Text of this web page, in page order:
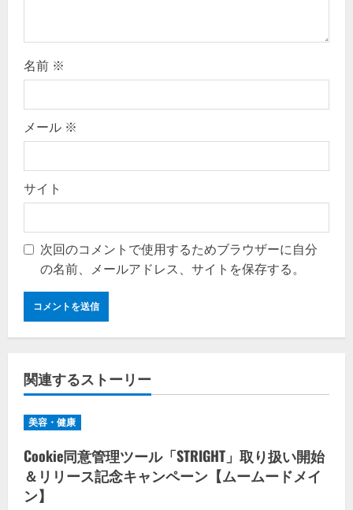
名前 ※
メール ※
サイト
次回のコメントで使用するためブラウザーに自分
の名前、メールアドレス、サイトを保存する。
関連するストーリー
美容・健康
Cookie同意管理ツール「STRIGHT」取り扱い開始
＆リリース記念キャンペーン【ムームードメイ
ン】